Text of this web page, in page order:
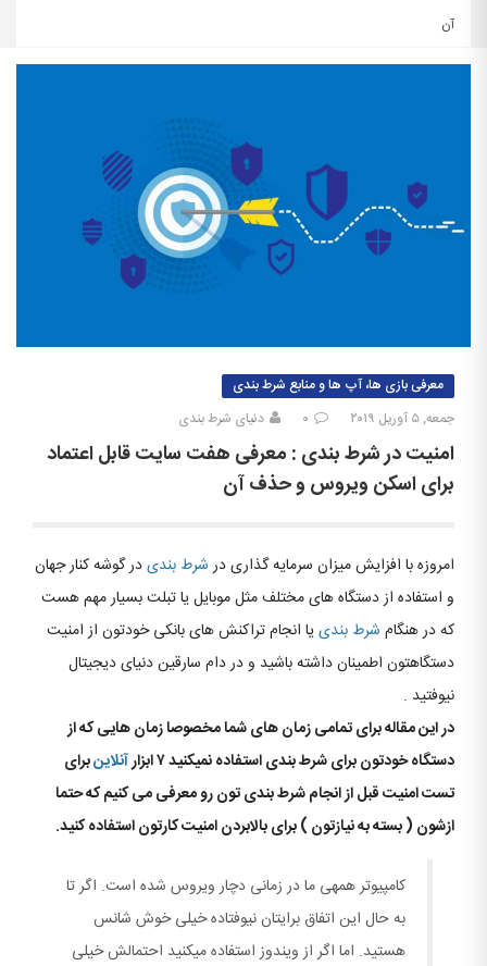
آن
معرفی بازی ها، آپ ها و منابع شرط بندی
جمعه, ۵ آوریل ۲۰۱۹
۰ دنیای شرط بندی
امنیت در شرط بندی : معرفی هفت سایت قابل اعتماد
برای اسکن ویروس و حذف آن
امروزه با افزایش میزان سرمایه گذاری درشرط بندیدر گوشه کنار جهان
و استفاده از دستگاه های مختلف مثل موبایل یا تبلت بسیار مهم هست
که در هنگام شرط بندییا انجام تراکنش های بانکی خودتون از امنیت
دستگاهتون اطمینان داشته باشید و در دام سارقین دنیای دیجیتال
نیوفتید .
در این مقاله برای تمامی زمان های شما مخصوصا زمان هایی که از
دستگاه خودتون برای شرط بندی استفاده نمیکنید ۷ ابزار
آنلاینبرای
تست امنیت قبل از انجام شرط بندی تون رو معرفی می کنیم که حتما
ازشون ( بسته به نیازتون ) برای بالابردن امنیت کارتون استفاده کنید.
کامپیوتر همه‎ی ما در زمانی دچار ویروس شده است. اگر تا
به حال این اتفاق برایتان نیوفتاده خیلی خوش شانس
هستید. اما اگر از ویندوز استفاده می‎کنید احتمالش خیلی